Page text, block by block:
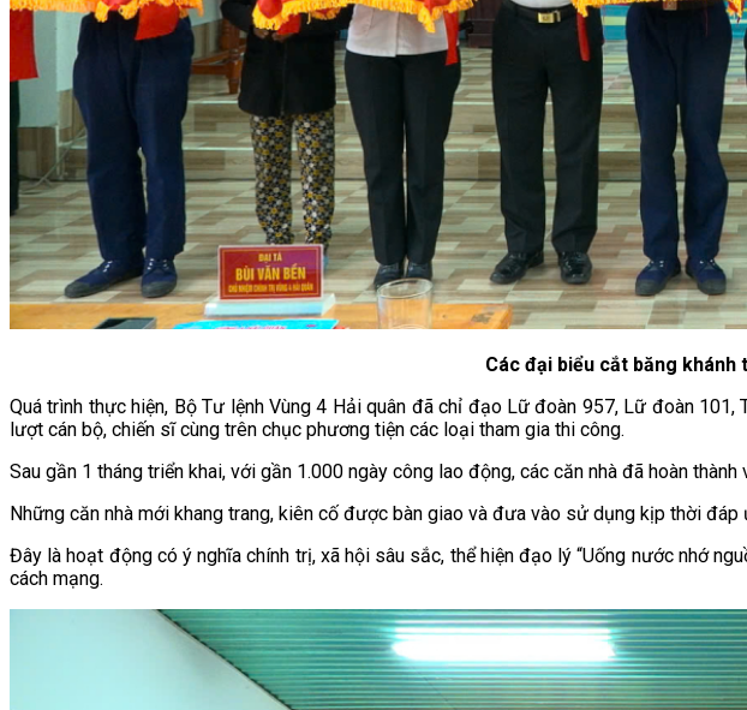
Các đại biểu cắt băng khánh
Quá trình thực hiện, Bộ Tư lệnh Vùng 4 Hải quân đã chỉ đạo Lữ đoàn 957, Lữ đoàn
lượt cán bộ, chiến sĩ cùng trên chục phương tiện các loại tham gia thi công.
Sau gần 1 tháng triển khai, với gần 1.000 ngày công lao động, các căn nhà đã hoàn
Những căn nhà mới khang trang, kiên cố được bàn giao và đưa vào sử dụng kịp thời
Đây là hoạt động có ý nghĩa chính trị, xã hội sâu sắc, thể hiện đạo lý “Uống nước nhớ
cách mạng.